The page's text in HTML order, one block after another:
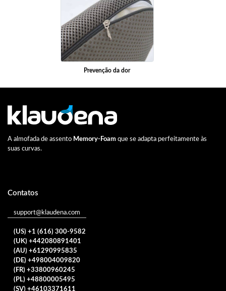
Prevenção da dor
A almofada de assento Memory-Foam que se adapta perfeitamente às
suas curvas.
Contatos
support@klaudena.com
(US) +1 (616) 300-9582
(UK) +442080891401
(AU) +61290995835
(DE) +498004009820
(FR) +33800960245
(PL) +48800005495
(SV) +46103371611